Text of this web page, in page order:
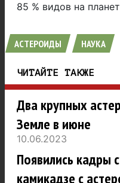
85 % видов на
АСТЕРОИДЫ НАУКА
ЧИТАЙТЕ ТАКЖЕ
Два крупных
Земле в июне
10.06.2023
Появились кадры
камикадзе с